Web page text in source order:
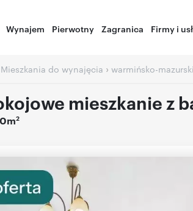
Wynajem Pierwotny Zagranica Firmy i
Mieszkania do wynajęcia › warmińsko-
mieszkanie z
2